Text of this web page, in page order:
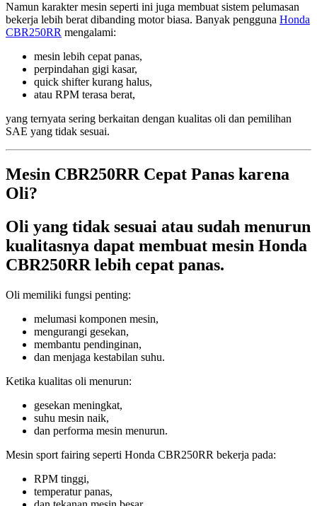
Namun karakter mesin seperti ini juga membuat sistem pelumasan
bekerja lebih berat dibanding motor biasa. Banyak pengguna Honda
CBR250RR mengalami:
mesin lebih cepat panas,
perpindahan gigi kasar,
quick shifter kurang halus,
atau RPM terasa berat,
yang ternyata sering berkaitan dengan kualitas oli dan pemilihan
SAE yang tidak sesuai.
Mesin CBR250RR Cepat Panas karena
Oli?
Oli yang tidak sesuai atau sudah menurun
kualitasnya dapat membuat mesin Honda
CBR250RR lebih cepat panas.
Oli memiliki fungsi penting:
melumasi komponen mesin,
mengurangi gesekan,
membantu pendinginan,
dan menjaga kestabilan suhu.
Ketika kualitas oli menurun:
gesekan meningkat,
suhu mesin naik,
dan performa mesin menurun.
Mesin sport fairing seperti Honda CBR250RR bekerja pada:
RPM tinggi,
temperatur panas,